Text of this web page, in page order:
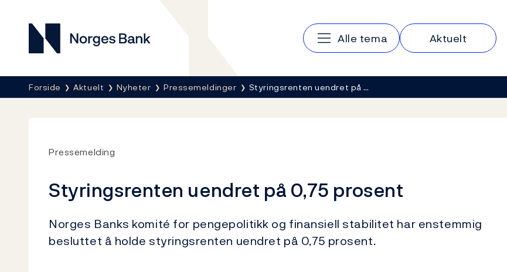
Norges Bank
Hovedmeny
Alle tema Aktuelt
Her er du nå:
Forside Aktuelt Nyheter Pressemeldinger Styringsrenten uendret på …
Pressemelding
Styringsrenten uendret på 0,75 prosent
Norges Banks komité for pengepolitikk og finansiell stabilitet har enstemmig
besluttet å holde styringsrenten uendret på 0,75 prosent.